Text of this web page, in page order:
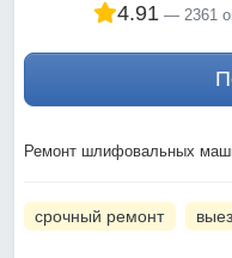
4.91 2361
Ремонт шлифовальных
срочный ремонт